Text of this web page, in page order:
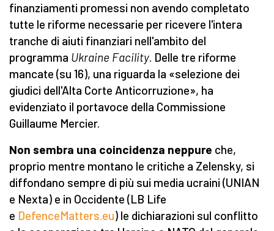
finanziamenti promessi non avendo completato
tutte le riforme necessarie per ricevere l'intera
tranche di aiuti finanziari nell'ambito del
programma Ukraine Facility. Delle tre riforme
mancate (su 16), una riguarda la «selezione dei
giudici dell'Alta Corte Anticorruzione», ha
evidenziato il portavoce della Commissione
Guillaume Mercier.
Non sembra una coincidenza neppure che,
proprio mentre montano le critiche a Zelensky, si
diffondano sempre di più sui media ucraini (UNIAN
e Nexta) e in Occidente (LB Life
e DefenceMatters.eu) le dichiarazioni sul conflitto